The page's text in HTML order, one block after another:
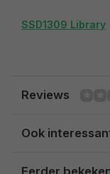
SSD1309 Library
Reviews
Ook
Eerder